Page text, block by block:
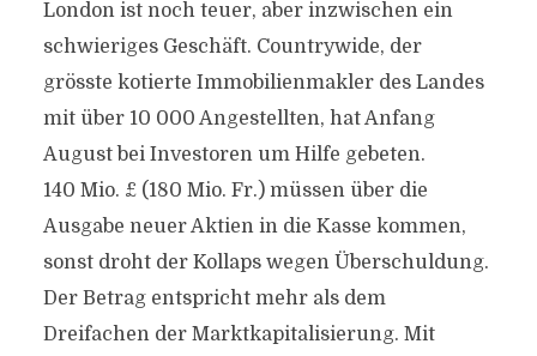
London ist noch teuer, aber inzwischen ein
schwieriges Geschäft. Countrywide, der
grösste kotierte Immobilienmakler des Landes
mit über 10 000 Angestellten, hat Anfang
August bei Investoren um Hilfe gebeten.
140 Mio. £ (180 Mio. Fr.) müssen über die
Ausgabe neuer Aktien in die Kasse kommen,
sonst droht der Kollaps wegen Überschuldung.
Der Betrag entspricht mehr als dem
Dreifachen der Marktkapitalisierung. Mit